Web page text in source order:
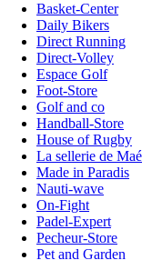
Basket-Center
Daily Bikers
Direct Running
Direct-Volley
Espace Golf
Foot-Store
Golf and co
Handball-Store
House of Rugby
La sellerie de Maé
Made in Paradis
Nauti-wave
On-Fight
Padel-Expert
Pecheur-Store
Pet and Garden